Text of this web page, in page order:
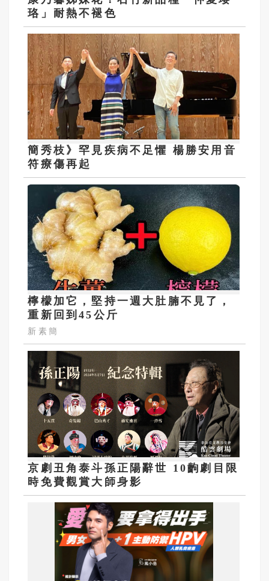
珞」耐熱不褪色
簡秀枝》罕見疾病不足懼 楊勝安用音
符療傷再起
檸檬加它，堅持一週大肚腩不見了，
重新回到45公斤
新素簡
京劇丑角泰斗孫正陽辭世 10齣劇目限
時免費觀賞大師身影